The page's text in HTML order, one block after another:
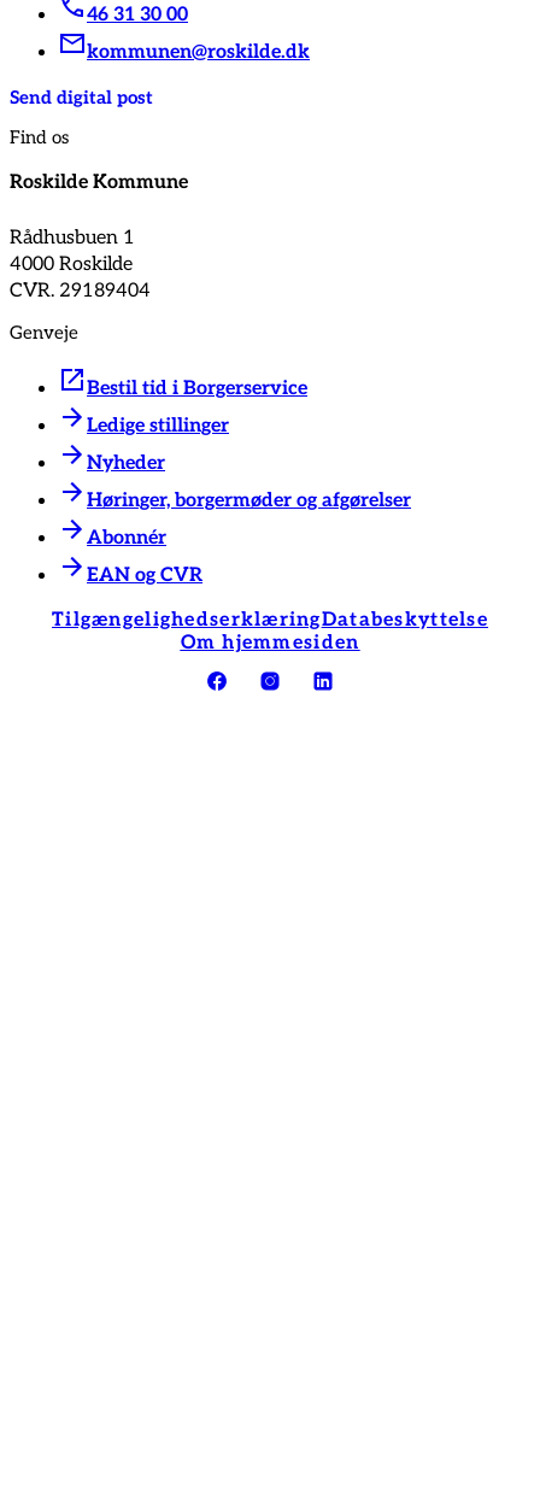
46 31 30 00
kommunen@roskilde.dk
Send digital post
Find os
Roskilde Kommune
Rådhusbuen 1
4000 Roskilde
CVR. 29189404
Genveje
Bestil tid i Borgerservice
Ledige stillinger
Nyheder
Høringer, borgermøder og afgørelser
Abonnér
EAN og CVR
TilgængelighedserklæringDatabeskyttelse
Om hjemmesiden